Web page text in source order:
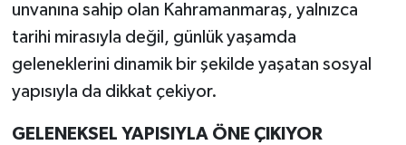
unvanına sahip olan Kahramanmaraş, yalnızca
tarihi mirasıyla değil, günlük yaşamda
geleneklerini dinamik bir şekilde yaşatan sosyal
yapısıyla da dikkat çekiyor.
GELENEKSEL YAPISIYLA ÖNE ÇIKIYOR